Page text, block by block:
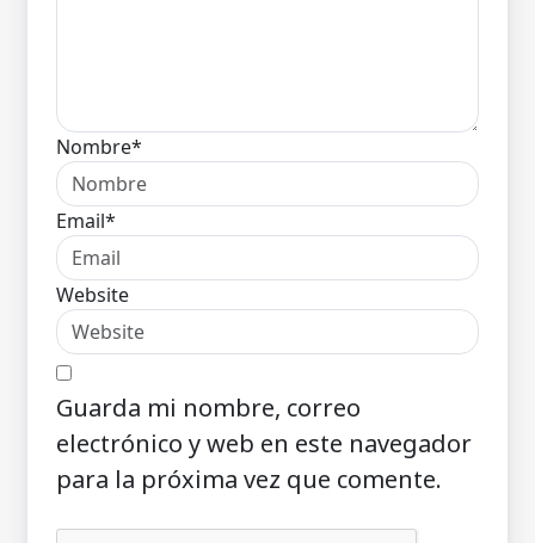
Nombre*
Email*
Website
Guarda mi nombre, correo
electrónico y web en este navegador
para la próxima vez que comente.